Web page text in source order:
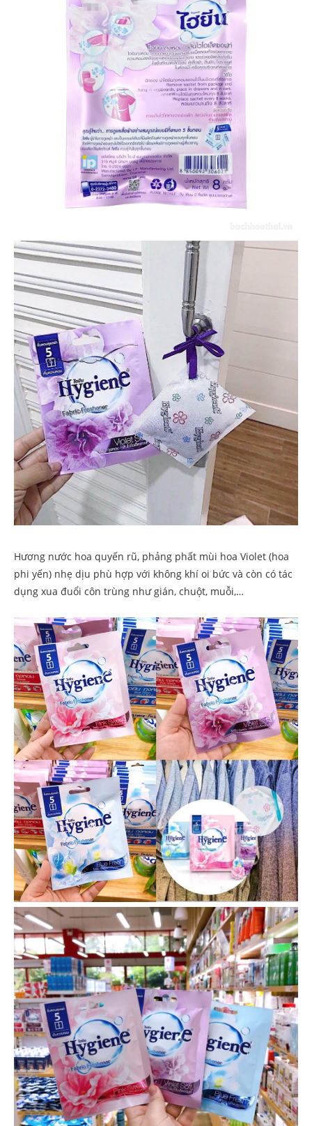
Hương nước hoa quyến rũ, phảng phất mùi hoa Violet (hoa
phi yến) nhẹ dịu phù hợp với không khí oi bức và còn có tác
dụng xua đuổi côn trùng như gián, chuột, muỗi,…